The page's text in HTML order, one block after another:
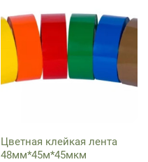
Цветная клейкая лента
48мм*45м*45мкм